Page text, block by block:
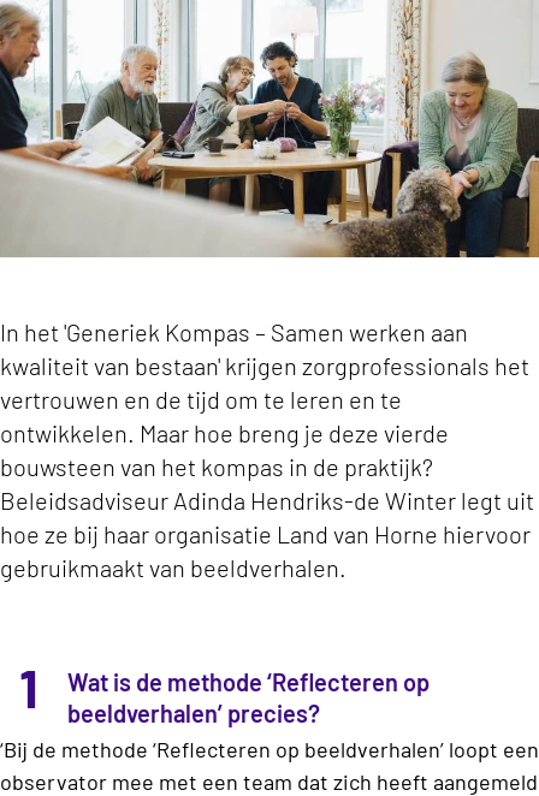
In het 'Generiek Kompas – Samen werken aan
kwaliteit van bestaan' krijgen zorgprofessionals het
vertrouwen en de tijd om te leren en te
ontwikkelen. Maar hoe breng je deze vierde
bouwsteen van het kompas in de praktijk?
Beleidsadviseur Adinda Hendriks-de Winter legt uit
hoe ze bij haar organisatie Land van Horne hiervoor
gebruikmaakt van beeldverhalen.
1
Wat is de methode ‘Reflecteren op
beeldverhalen’ precies?
‘Bij de methode ‘Reflecteren op beeldverhalen’ loopt een
observator mee met een team dat zich heeft aangemeld